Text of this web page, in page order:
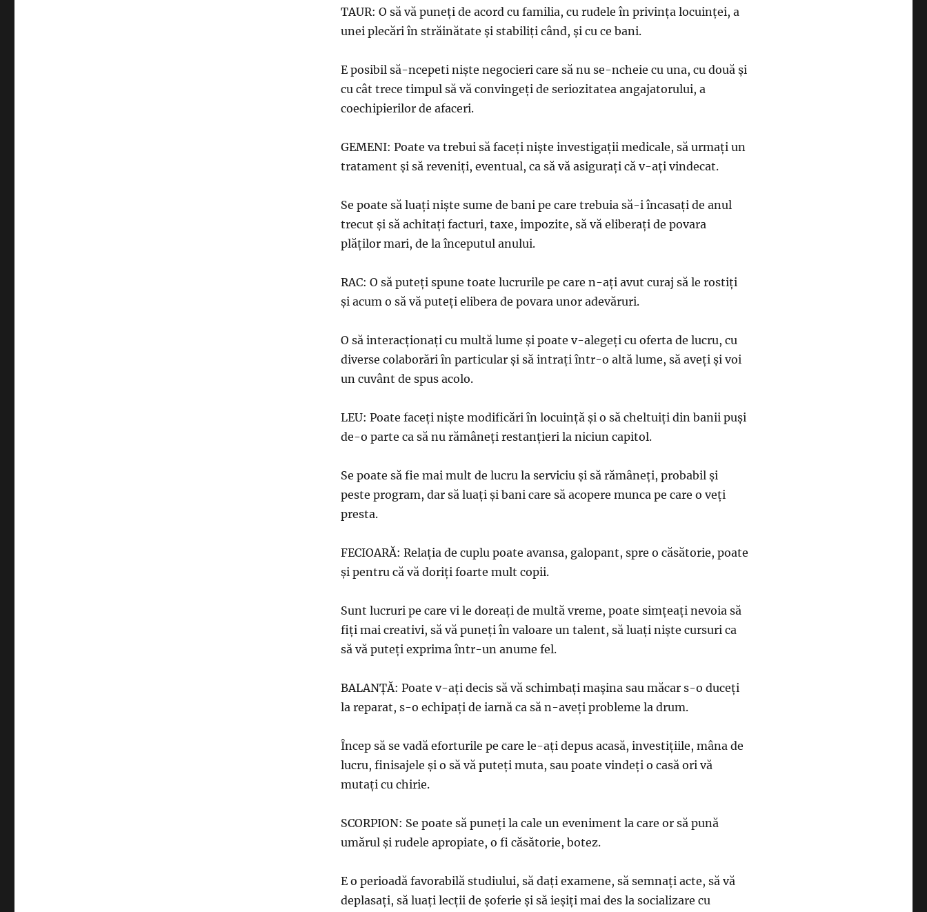
TAUR: O să vă puneţi de acord cu familia, cu rudele în privinţa locuinţei, a
unei plecări în străinătate şi stabiliţi când, şi cu ce bani.
E posibil să-ncepeti nişte negocieri care să nu se-ncheie cu una, cu două şi
cu cât trece timpul să vă convingeţi de seriozitatea angajatorului, a
coechipierilor de afaceri.
GEMENI: Poate va trebui să faceţi nişte investigaţii medicale, să urmaţi un
tratament şi să reveniţi, eventual, ca să vă asiguraţi că v-aţi vindecat.
Se poate să luaţi nişte sume de bani pe care trebuia să-i încasaţi de anul
trecut şi să achitaţi facturi, taxe, impozite, să vă eliberaţi de povara
plăţilor mari, de la începutul anului.
RAC: O să puteţi spune toate lucrurile pe care n-aţi avut curaj să le rostiţi
şi acum o să vă puteţi elibera de povara unor adevăruri.
O să interacţionaţi cu multă lume şi poate v-alegeţi cu oferta de lucru, cu
diverse colaborări în particular şi să intraţi într-o altă lume, să aveţi şi voi
un cuvânt de spus acolo.
LEU: Poate faceţi nişte modificări în locuinţă şi o să cheltuiţi din banii puşi
de-o parte ca să nu rămâneţi restanţieri la niciun capitol.
Se poate să fie mai mult de lucru la serviciu şi să rămâneţi, probabil şi
peste program, dar să luaţi şi bani care să acopere munca pe care o veţi
presta.
FECIOARĂ: Relaţia de cuplu poate avansa, galopant, spre o căsătorie, poate
şi pentru că vă doriţi foarte mult copii.
Sunt lucruri pe care vi le doreaţi de multă vreme, poate simţeaţi nevoia să
fiţi mai creativi, să vă puneţi în valoare un talent, să luaţi nişte cursuri ca
să vă puteţi exprima într-un anume fel.
BALANŢĂ: Poate v-aţi decis să vă schimbaţi maşina sau măcar s-o duceţi
la reparat, s-o echipaţi de iarnă ca să n-aveţi probleme la drum.
Încep să se vadă eforturile pe care le-aţi depus acasă, investiţiile, mâna de
lucru, finisajele şi o să vă puteţi muta, sau poate vindeţi o casă ori vă
mutaţi cu chirie.
SCORPION: Se poate să puneţi la cale un eveniment la care or să pună
umărul şi rudele apropiate, o fi căsătorie, botez.
E o perioadă favorabilă studiului, să daţi examene, să semnaţi acte, să vă
deplasaţi, să luaţi lecţii de şoferie şi să ieşiţi mai des la socializare cu